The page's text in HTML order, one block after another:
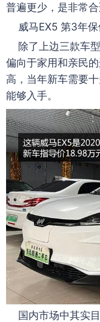
普遍更少，是非常合
威马EX5 第3年保
除了上边三款车
偏向于家用和亲民
高，当年新车需要
能够入手。
国内市场中其实